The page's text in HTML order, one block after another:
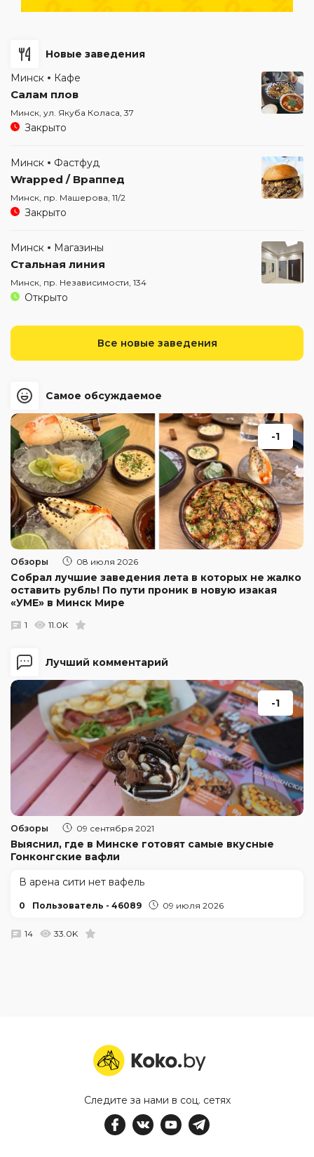
Новые заведения
Минск
Кафе
Салам плов
Минск, ул. Якуба Коласа, 37
Закрыто
Минск Фастфуд
Wrapped / Враппед
Минск, пр. Машерова, 11/2
Закрыто
Минск Магазины
Стальная линия
Минск, пр. Независимости, 134
Открыто
Все новые заведения
Лучший комментарий
-1
Обзоры 09 сентября 2021
Выяснил, где в Минске готовят самые вкусные
Гонконгские вафли
В арена сити нет вафель
0 Пользователь - 46089 09 июля 2026
14 33.0K
Самое обсуждаемое
-1
Обзоры 08 июля 2026
Собрал лучшие заведения лета в которых не жалко
оставить рубль! По пути проник в новую изакая
«УМЕ» в Минск Мире
1 11.0K
Следите за нами в соц. сетях